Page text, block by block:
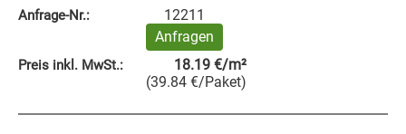
Anfrage‑Nr.:
12211
Anfragen
Preis inkl. MwSt.: 18.19 €/m²
(39.84 €/Paket)